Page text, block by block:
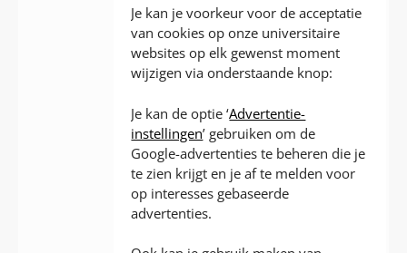
Je kan je voorkeur voor de acceptatie
van cookies op onze universitaire
websites op elk gewenst moment
wijzigen via onderstaande knop:
Je kan de optie ‘Advertentie-
instellingen’ gebruiken om de
Google-advertenties te beheren die je
te zien krijgt en je af te melden voor
op interesses gebaseerde
advertenties.